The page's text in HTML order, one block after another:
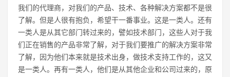
我们的代理商，对我们的产品、技术、各种解决方案都不是很
了解。但是人很有抱负，希望干一番事业。这是一类人。还有
一类人是从其它部门转过来的，譬如技术部门，这些人对于我
们正在销售的产品非常了解，对于我们要推广的解决方案非常
了解，因为他们本来就是技术出身，做技术支持工作的，这又
是一类人。再有一类人，他们是从其他企业和公司过来的，原